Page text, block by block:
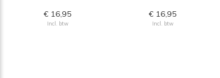
€ 16,95
Incl. btw
€ 16,95
Incl. btw